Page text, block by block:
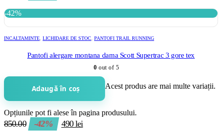
-42%
INCALTAMINTE LICHIDARE DE STOC PANTOFI TRAIL RUNNING
Pantofi alergare montana dama Scott Supertrac 3 gore tex
0 out of 5
Adaugă în coș Acest produs are mai multe variații.
Opțiunile pot fi alese în pagina produsului.
850.00 -42% 490lei